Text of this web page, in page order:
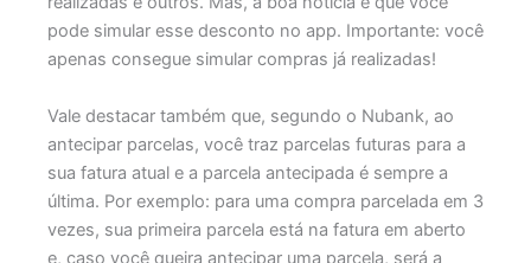
pode simular esse desconto no app. Importante: você
apenas consegue simular compras já realizadas!
Vale destacar também que, segundo o Nubank, ao
antecipar parcelas, você traz parcelas futuras para a
sua fatura atual e a parcela antecipada é sempre a
última. Por exemplo: para uma compra parcelada em 3
vezes, sua primeira parcela está na fatura em aberto
e, caso você queira antecipar uma parcela, será a